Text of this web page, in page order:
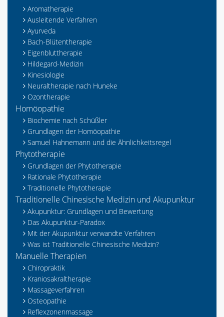
Aromatherapie
Ausleitende Verfahren
Ayurveda
Bach-Blütentherapie
Eigenbluttherapie
Hildegard-Medizin
Kinesiologie
Neuraltherapie nach Huneke
Ozontherapie
Homöopathie
Biochemie nach Schüßler
Grundlagen der Homöopathie
Samuel Hahnemann und die Ähnlichkeitsregel
Phytotherapie
Grundlagen der Phytotherapie
Rationale Phytotherapie
Traditionelle Phytotherapie
Traditionelle Chinesische Medizin und Akupunktur
Akupunktur: Grundlagen und Bewertung
Das Akupunktur-Paradox
Mit der Akupunktur verwandte Verfahren
Was ist Traditionelle Chinesische Medizin?
Manuelle Therapien
Chiropraktik
Kraniosakraltherapie
Massageverfahren
Osteopathie
Reflexzonenmassage